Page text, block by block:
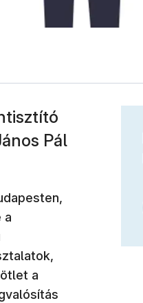
Pál
a
a